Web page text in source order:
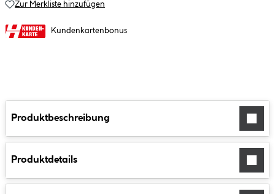
Zur Merkliste hinzufügen
Kundenkartenbonus
Produktbeschreibung
Produktdetails